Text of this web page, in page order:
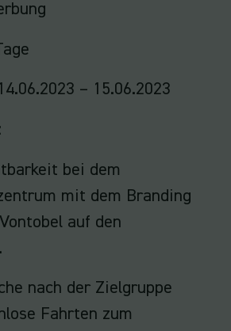
14.06.2023 – 15.06.2023
bei dem
mit dem Branding
auf den
nach der Zielgruppe
Fahrten zum